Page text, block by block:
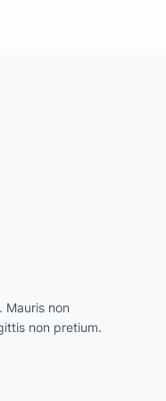
Mauris non
non pretium.